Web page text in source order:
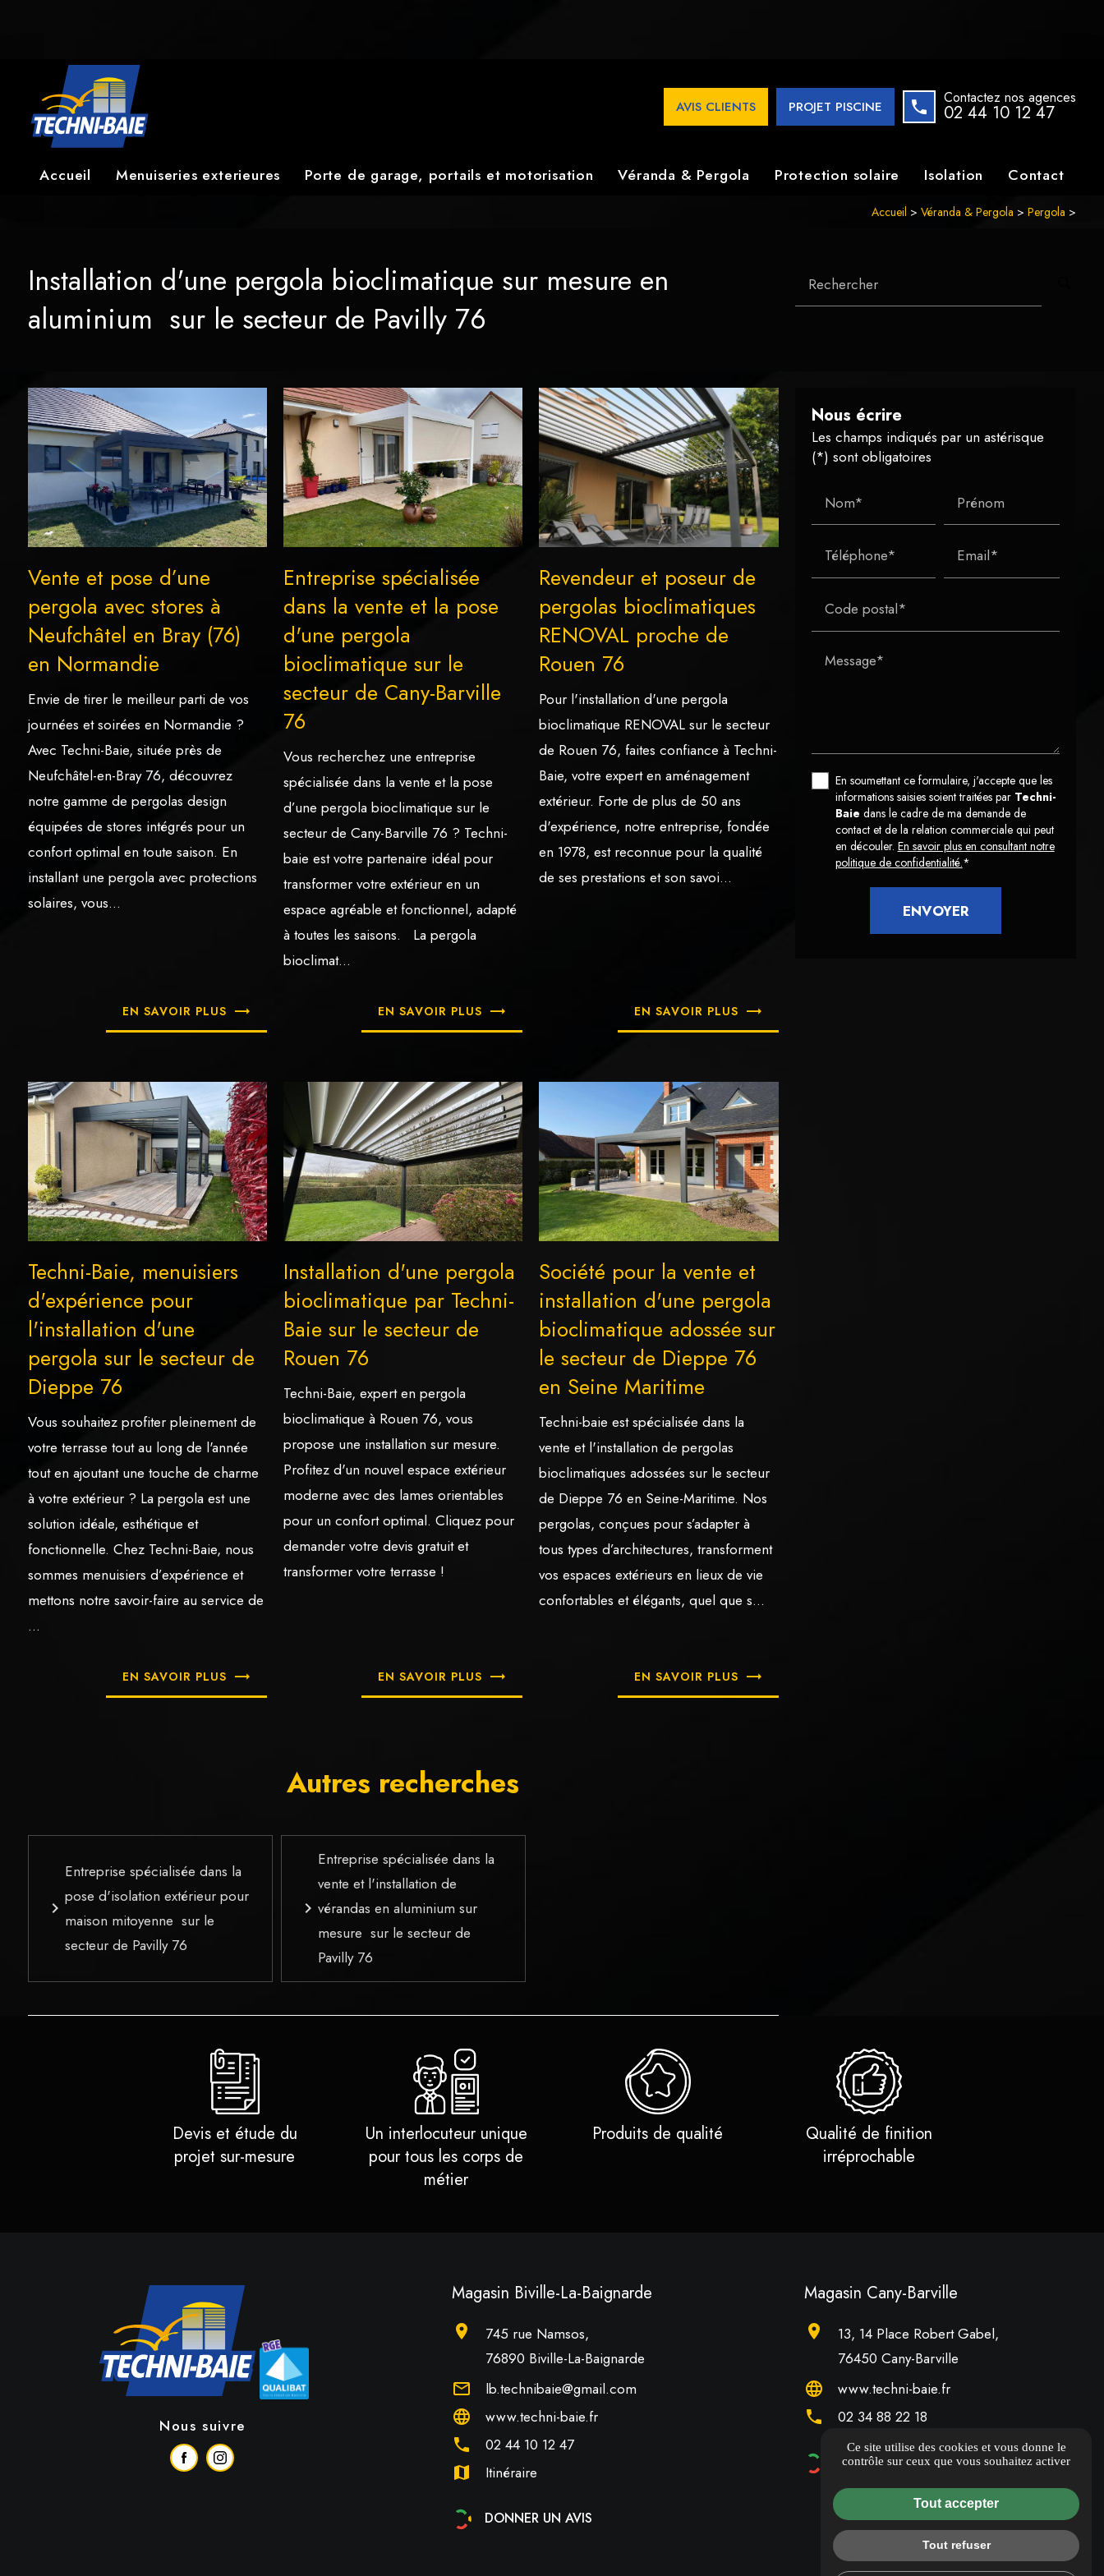
AVIS CLIENTS PROJET PISCINE Contactez nos agences
02 44 10 12 47
Accueil Menuiseries exterieures Porte de garage, portails et motorisation Véranda & Pergola Protection solaire Isolation Contact
Accueil >Véranda & Pergola >Pergola >
Installation d'une pergola bioclimatique sur mesure en
aluminium sur le secteur de Pavilly 76
Rechercher
Vente et pose d’une
pergola avec stores à
Neufchâtel en Bray (76)
en Normandie
Envie de tirer le meilleur parti de vos
journées et soirées en Normandie ?
Avec Techni-Baie, située près de
Neufchâtel-en-Bray 76, découvrez
notre gamme de pergolas design
équipées de stores intégrés pour un
confort optimal en toute saison. En
installant une pergola avec protections
solaires, vous...
EN SAVOIR PLUS
Entreprise spécialisée
dans la vente et la pose
d'une pergola
bioclimatique sur le
secteur de Cany-Barville
76
Vous recherchez une entreprise
spécialisée dans la vente et la pose
d’une pergola bioclimatique sur le
secteur de Cany-Barville 76 ? Techni-
baie est votre partenaire idéal pour
transformer votre extérieur en un
espace agréable et fonctionnel, adapté
à toutes les saisons. La pergola
bioclimat...
EN SAVOIR PLUS
Revendeur et poseur de
pergolas bioclimatiques
RENOVAL proche de
Rouen 76
Pour l'installation d'une pergola
bioclimatique RENOVAL sur le secteur
de Rouen 76, faites confiance à Techni-
Baie, votre expert en aménagement
extérieur. Forte de plus de 50 ans
d'expérience, notre entreprise, fondée
en 1978, est reconnue pour la qualité
de ses prestations et son savoi...
EN SAVOIR PLUS
Techni-Baie, menuisiers
d'expérience pour
l'installation d'une
pergola sur le secteur de
Dieppe 76
Vous souhaitez profiter pleinement de
votre terrasse tout au long de l'année
tout en ajoutant une touche de charme
à votre extérieur ? La pergola est une
solution idéale, esthétique et
fonctionnelle. Chez Techni-Baie, nous
sommes menuisiers d’expérience et
mettons notre savoir-faire au service de
...
EN SAVOIR PLUS
Installation d'une pergola
bioclimatique par Techni-
Baie sur le secteur de
Rouen 76
Techni-Baie, expert en pergola
bioclimatique à Rouen 76, vous
propose une installation sur mesure.
Profitez d'un nouvel espace extérieur
moderne avec des lames orientables
pour un confort optimal. Cliquez pour
demander votre devis gratuit et
transformer votre terrasse !
EN SAVOIR PLUS
Société pour la vente et
installation d'une pergola
bioclimatique adossée sur
le secteur de Dieppe 76
en Seine Maritime
Techni-baie est spécialisée dans la
vente et l'installation de pergolas
bioclimatiques adossées sur le secteur
de Dieppe 76 en Seine-Maritime. Nos
pergolas, conçues pour s’adapter à
tous types d’architectures, transforment
vos espaces extérieurs en lieux de vie
confortables et élégants, quel que s...
EN SAVOIR PLUS
Autres recherches
navigate_next
Entreprise spécialisée dans la
pose d'isolation extérieur pour
maison mitoyenne sur le
secteur de Pavilly 76
navigate_next
Entreprise spécialisée dans la
vente et l'installation de
vérandas en aluminium sur
mesure sur le secteur de
Pavilly 76
Nous écrire
Les champs indiqués par un astérisque
(*) sont obligatoires
Nom* Prénom
Téléphone* Email*
Code postal*
Message*
En soumettant ce formulaire, j'accepte que les
informations saisies soient traitées par Techni-
Baie dans le cadre de ma demande de
contact et de la relation commerciale qui peut
en découler. En savoir plus en consultant notre
politique de confidentialité.*
Devis et étude du
projet sur-mesure
Un interlocuteur unique
pour tous les corps de
métier
Produits de qualité
Qualité de finition
irréprochable
Nous suivre
Magasin Biville-La-Baignarde
location_on
745 rue Namsos,
76890 Biville-La-Baignarde
mail_outline
lb.technibaie@gmail.com
language
www.techni-baie.fr
phone
02 44 10 12 47
map
Itinéraire
DONNER UN AVIS
Magasin Cany-Barville
location_on
13, 14 Place Robert Gabel,
76450 Cany-Barville
language
www.techni-baie.fr
phone
02 34 88 22 18
DONNER UN AVIS
Ce site utilise des cookies et vous donne le
contrôle sur ceux que vous souhaitez activer
Tout accepter
Tout refuser